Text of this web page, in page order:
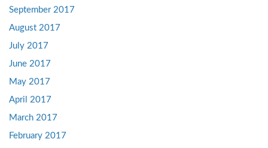
September 2017
August 2017
July 2017
June 2017
May 2017
April 2017
March 2017
February 2017